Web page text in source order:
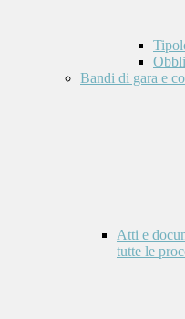
Bandi di gara e
Atti e
tutte le